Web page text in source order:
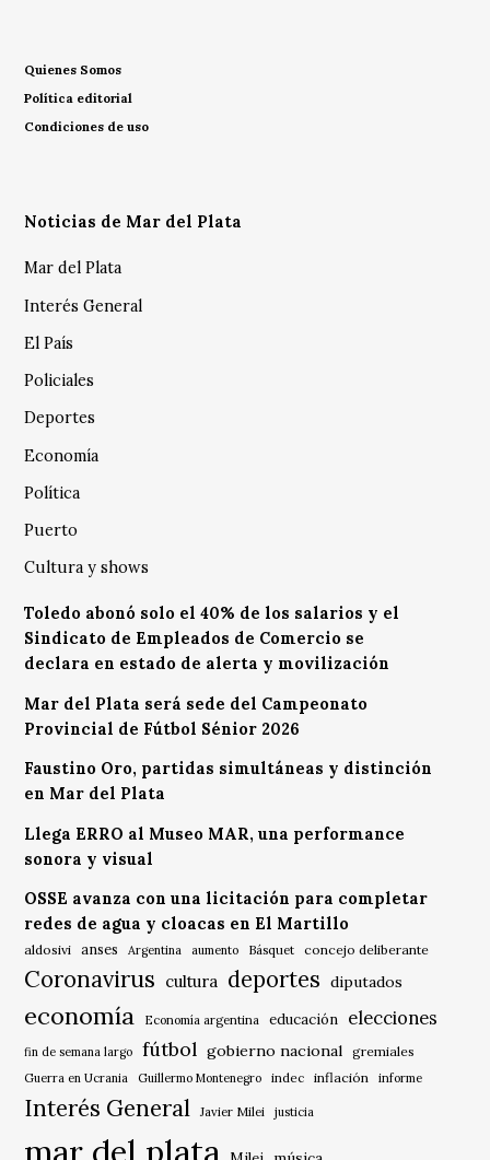
Quienes Somos
Política editorial
Condiciones de uso
Noticias de Mar del Plata
Mar del Plata
Interés General
El País
Policiales
Deportes
Economía
Política
Puerto
Cultura y shows
Toledo abonó solo el 40% de los salarios y el
Sindicato de Empleados de Comercio se
declara en estado de alerta y movilización
Mar del Plata será sede del Campeonato
Provincial de Fútbol Sénior 2026
Faustino Oro, partidas simultáneas y distinción
en Mar del Plata
Llega ERRO al Museo MAR, una performance
sonora y visual
OSSE avanza con una licitación para completar
redes de agua y cloacas en El Martillo
aldosivi anses Argentina aumento Básquet concejo deliberante
Coronavirus cultura deportes diputados
economía Economía argentina educación elecciones
fin de semana largo fútbol gobierno nacional gremiales
Guerra en Ucrania Guillermo Montenegro indec inflación informe
Interés General Javier Milei justicia
mar del plata